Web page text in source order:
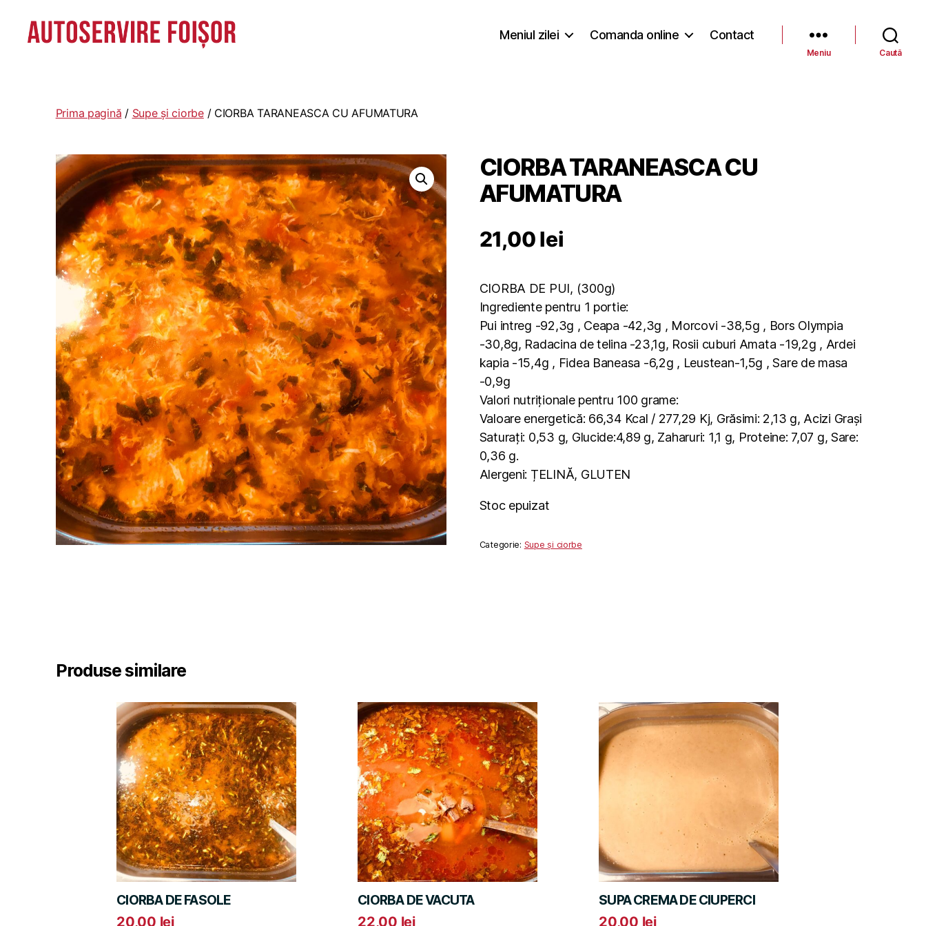
Lascăr
Meniul zilei Comanda online Contact
Meniu Caută
Prima pagină / Supe și ciorbe/ CIORBA TARANEASCA CU AFUMATURA
CIORBA TARANEASCA CU
AFUMATURA
21,00lei
CIORBA DE PUI, (300g)
Ingrediente pentru 1 portie:
Pui intreg -92,3g , Ceapa -42,3g , Morcovi -38,5g , Bors Olympia
-30,8g, Radacina de telina -23,1g, Rosii cuburi Amata -19,2g , Ardei
kapia -15,4g , Fidea Baneasa -6,2g , Leustean-1,5g , Sare de masa
-0,9g
Valori nutriționale pentru 100 grame:
Valoare energetică: 66,34 Kcal / 277,29 Kj, Grăsimi: 2,13 g, Acizi Grași
Saturați: 0,53 g, Glucide:4,89 g, Zaharuri: 1,1 g, Proteine: 7,07 g, Sare:
0,36 g.
Alergeni: ȚELINĂ, GLUTEN
Stoc epuizat
Categorie: Supe și ciorbe
Produse similare
CIORBA DE FASOLE
20,00 lei
CIORBA DE VACUTA
22,00 lei
SUPA CREMA DE CIUPERCI
20,00 lei